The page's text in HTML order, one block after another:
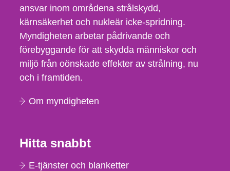
ansvar inom områdena strålskydd,
kärnsäkerhet och nukleär icke-spridning.
Myndigheten arbetar pådrivande och
förebyggande för att skydda människor och
miljö från oönskade effekter av strålning, nu
och i framtiden.
Om myndigheten
Hitta snabbt
E-tjänster och blanketter